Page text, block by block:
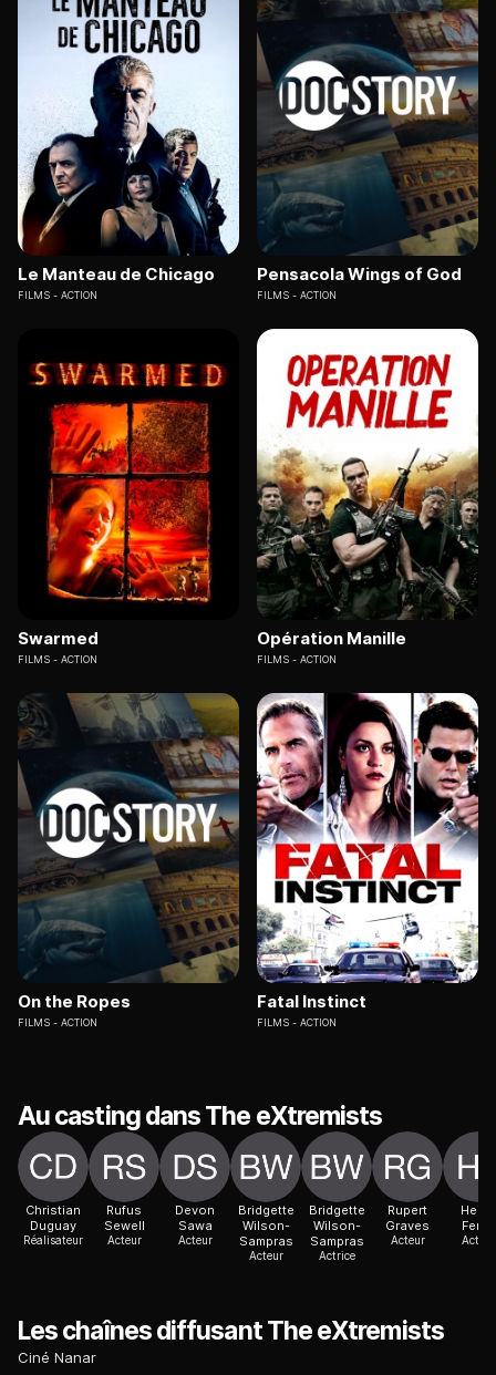
Le Manteau de Chicago
FILMS ACTION
Pensacola Wings of God
FILMS ACTION
Swarmed
FILMS ACTION
Opération Manille
FILMS ACTION
On the Ropes
FILMS ACTION
Fatal Instinct
FILMS ACTION
Au casting dans The eXtremists
Christian
Duguay
Réalisateur
Rufus
Sewell
Acteur
Devon
Sawa
Acteur
Bridgette
Wilson-
Sampras
Acteur
Bridgette
Wilson-
Sampras
Actrice
Rupert
Graves
Acteur
Heino
Ferch
Acteur
Les chaînes diffusant The eXtremists
Ciné Nanar